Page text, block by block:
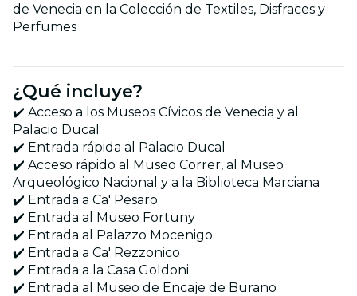
de Venecia en la Colección de Textiles, Disfraces y
Perfumes
¿Qué incluye?
✔️ Acceso a los Museos Cívicos de Venecia y al
Palacio Ducal
✔️ Entrada rápida al Palacio Ducal
✔️ Acceso rápido al Museo Correr, al Museo
Arqueológico Nacional y a la Biblioteca Marciana
✔️ Entrada a Ca' Pesaro
✔️ Entrada al Museo Fortuny
✔️ Entrada al Palazzo Mocenigo
✔️ Entrada a Ca' Rezzonico
✔️ Entrada a la Casa Goldoni
✔️ Entrada al Museo de Encaje de Burano